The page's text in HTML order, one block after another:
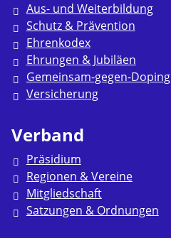
Aus- und Weiterbildung
Schutz & Prävention
Ehrenkodex
Ehrungen & Jubiläen
Gemeinsam-gegen-Doping
Versicherung
Verband
Präsidium
Regionen & Vereine
Mitgliedschaft
Satzungen & Ordnungen